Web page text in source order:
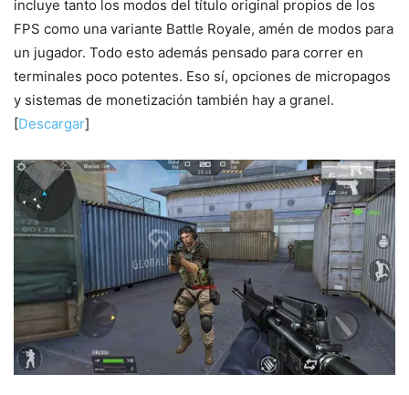
incluye tanto los modos del título original propios de los
FPS como una variante Battle Royale, amén de modos para
un jugador. Todo esto además pensado para correr en
terminales poco potentes. Eso sí, opciones de micropagos
y sistemas de monetización también hay a granel.
[Descargar]